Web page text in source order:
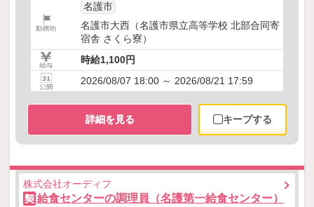
名護市
名護市大西（名護市県立高等学校 北部合同寄
宿舎 さくら寮）
時給1,100円
2026/08/07 18:00 ～ 2026/08/21 17:59
詳細を見る キープする
株式会社オーディフ
契 給食センターの調理員（名護第一給食センター）